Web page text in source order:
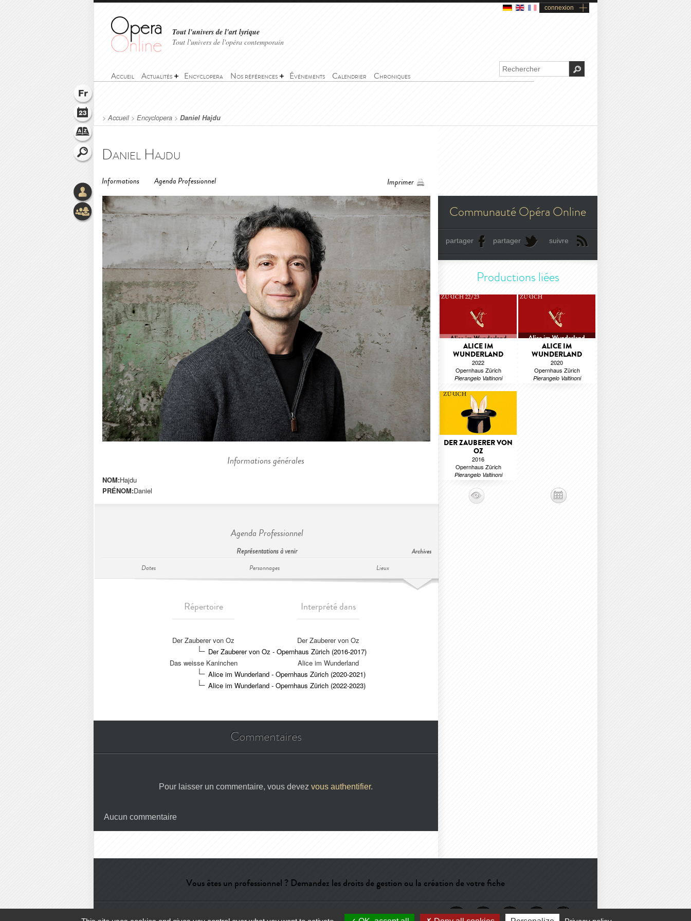
connexion
Tout l'univers de l'art lyrique
Tout l'univers de l'opéra contemporain
Accueil Actualités Encyclopera Nos références Événements Calendrier Chroniques
>Accueil> Encyclopera > Daniel Hajdu
Daniel Hajdu
Informations Agenda Professionnel Imprimer
Informations générales
NOM:Hajdu
PRÉNOM:Daniel
Agenda Professionnel
Représentations à venir Archives
Dates Personnages Lieux
Répertoire Interprété dans
Der Zauberer von Oz
Der Zauberer von Oz
Der Zauberer von Oz - Opernhaus Zürich (2016-2017)
Das weisse Kaninchen
Alice im Wunderland
Alice im Wunderland - Opernhaus Zürich (2020-2021)
Alice im Wunderland - Opernhaus Zürich (2022-2023)
Commentaires
Pour laisser un commentaire, vous devez vous authentifier.
Aucun commentaire
Communauté Opéra Online
partager partager suivre
Productions liées
ALICE IM
WUNDERLAND
2022
Opernhaus Zürich
Pierangelo Valtinoni
ALICE IM
WUNDERLAND
2020
Opernhaus Zürich
Pierangelo Valtinoni
DER ZAUBERER VON
OZ
2016
Opernhaus Zürich
Pierangelo Valtinoni
Vous êtes un professionnel ? Demandez les droits de gestion ou la création de votre fiche
Publicité